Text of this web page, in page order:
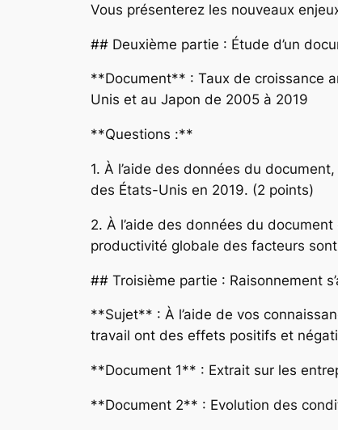
Vous présenterez les nouveaux
## Deuxième partie : Étude d’un
**Document** : Taux de croissance
Unis et au Japon de 2005 à 2019
**Questions :**
1. À l’aide des données du
des États-Unis en 2019. (2 points)
2. À l’aide des données du
productivité globale des facteurs
## Troisième partie : Raisonnement
**Sujet** : À l’aide de vos
travail ont des effets positifs et
**Document 1** : Extrait sur les
**Document 2** : Evolution des